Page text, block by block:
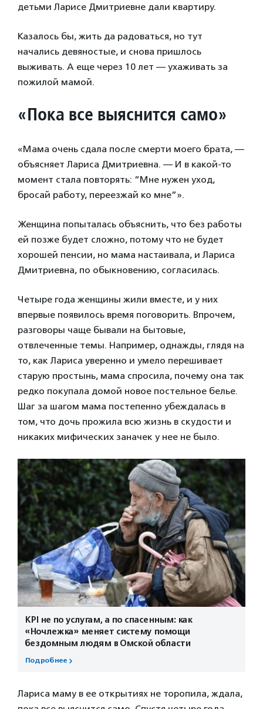
детьми Ларисе Дмитриевне дали квартиру.
Казалось бы, жить да радоваться, но тут
начались девяностые, и снова пришлось
выживать. А еще через 10 лет — ухаживать за
пожилой мамой.
«Пока все выяснится само»
«Мама очень сдала после смерти моего брата, —
объясняет Лариса Дмитриевна. — И в какой-то
момент стала повторять: ”Мне нужен уход,
бросай работу, переезжай ко мне”».
Женщина попыталась объяснить, что без работы
ей позже будет сложно, потому что не будет
хорошей пенсии, но мама настаивала, и Лариса
Дмитриевна, по обыкновению, согласилась.
Четыре года женщины жили вместе, и у них
впервые появилось время поговорить. Впрочем,
разговоры чаще бывали на бытовые,
отвлеченные темы. Например, однажды, глядя на
то, как Лариса уверенно и умело перешивает
старую простынь, мама спросила, почему она так
редко покупала домой новое постельное белье.
Шаг за шагом мама постепенно убеждалась в
том, что дочь прожила всю жизнь в скудости и
никаких мифических заначек у нее не было.
KPI не по услугам, а по спасенным: как
«Ночлежка» меняет систему помощи
бездомным людям в Омской области
Подробнее
Лариса маму в ее открытиях не торопила, ждала,